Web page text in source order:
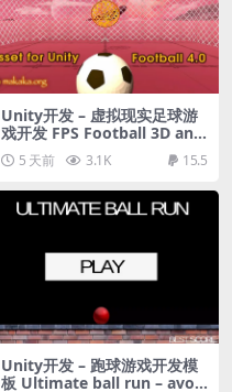
Unity开发 – 虚拟现实足球游
戏开发 FPS Football 3D and
AR5 天前 3.1K 15.5
Unity开发 – 跑球游戏开发模
板 Ultimate ball run – avoi